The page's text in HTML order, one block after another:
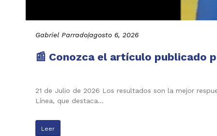
Gabriel Parrado|agosto 6, 2026
📰 Conozca el artículo publicado
21 de Julio de 2026 Los resultados son la mejor
Línea, que destaca…
Leer